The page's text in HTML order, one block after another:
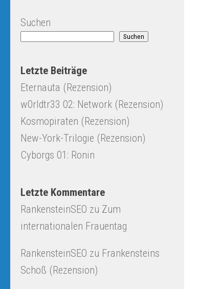
Suchen
Suchen
Letzte Beiträge
Eternauta (Rezension)
w0rldtr33 02: Network (Rezension)
Kosmopiraten (Rezension)
New-York-Trilogie (Rezension)
Cyborgs 01: Ronin
Letzte Kommentare
RankensteinSEO zu Zum
internationalen Frauentag
RankensteinSEO zu Frankensteins
Schoß (Rezension)